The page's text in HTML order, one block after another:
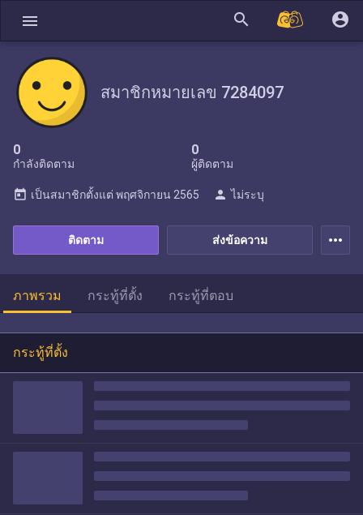
menu search account_circle
สมาชิกหมายเลข 7284097
0
กำลังติดตาม
0
ผู้ติดตาม
ส่งข้อความ
ติดตาม
today เป็นสมาชิกตั้งแต่ พฤศจิกายน 2565 person ไม่ระบุ
more_horiz
ภาพรวม กระทู้ที่ตั้ง กระทู้ที่ตอบ
กระทู้ที่ตั้ง